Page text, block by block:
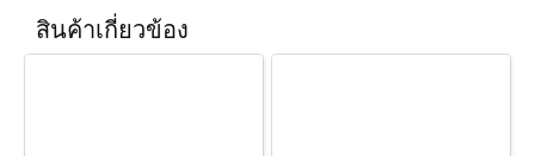
สินค้าเกี่ยวข้อง